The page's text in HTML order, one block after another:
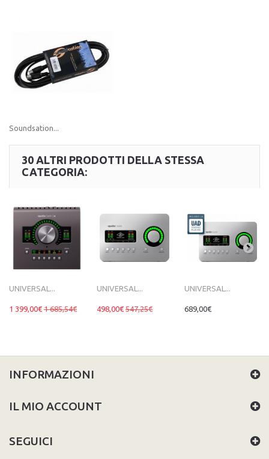
Soundsation...
30 ALTRI PRODOTTI DELLA STESSA
CATEGORIA:
UNIVERSAL...
1 399,00€ 1 685,54€
UNIVERSAL...
498,00€ 547,25€
UNIVERSAL...
689,00€
INFORMAZIONI
IL MIO ACCOUNT
SEGUICI